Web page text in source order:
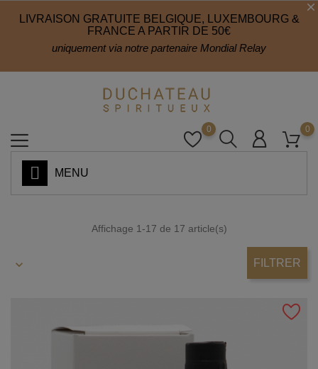
LIVRAISON GRATUITE BELGIQUE, LUXEMBOURG &
FRANCE A PARTIR DE 50€
uniquement via notre partenaire Mondial Relay
0
0
MENU
FILTRER
Affichage 1-17 de 17 article(s)